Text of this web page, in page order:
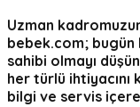
Uzman
bebek.com;
sahibi olmayı
her türlü
bilgi ve servis